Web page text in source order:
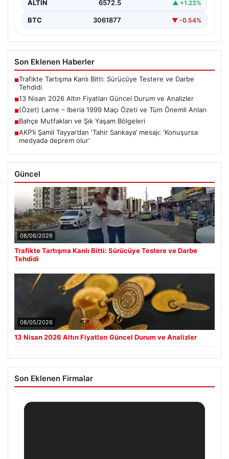
ALTIN 6572.5 ▲ +1.23%
BTC 3061877 ▼ -0.54%
Son Eklenen Haberler
■Trafikte Tartışma Kanlı Bitti: Sürücüye Testere ve Darbe
Tehdidi
■13 Nisan 2026 Altın Fiyatları Güncel Durum ve Analizler
■(Özet) Larne – Iberia 1999 Maçı Özeti ve Tüm Önemli Anları
■Bahçe Mutfakları ve Şık Yaşam Bölgeleri
■AKP’li Şamil Tayyar’dan ‘Tahir Sarıkaya’ mesajı: ‘Konuşursa
medyada deprem olur’
Güncel
08/06/2026
Trafikte Tartışma Kanlı Bitti: Sürücüye Testere ve Darbe
Tehdidi
08/05/2026
13 Nisan 2026 Altın Fiyatları Güncel Durum ve Analizler
Son Eklenen Firmalar